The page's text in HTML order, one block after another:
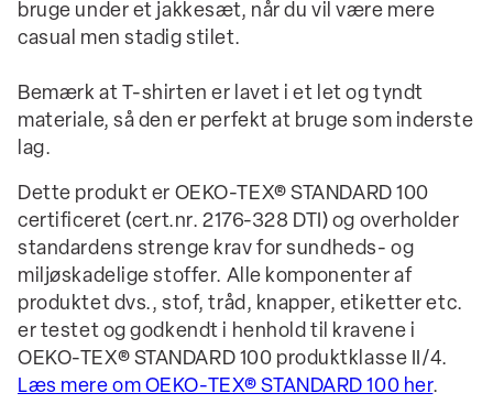
bruge under et jakkesæt, når du vil være mere
casual men stadig stilet.
Bemærk at T-shirten er lavet i et let og tyndt
materiale, så den er perfekt at bruge som inderste
lag.
Dette produkt er OEKO-TEX® STANDARD 100
certificeret (cert.nr. 2176-328 DTI) og overholder
standardens strenge krav for sundheds- og
miljøskadelige stoffer. Alle komponenter af
produktet dvs., stof, tråd, knapper, etiketter etc.
er testet og godkendt i henhold til kravene i
OEKO-TEX® STANDARD 100 produktklasse II/4.
Læs mere om OEKO-TEX® STANDARD 100 her.